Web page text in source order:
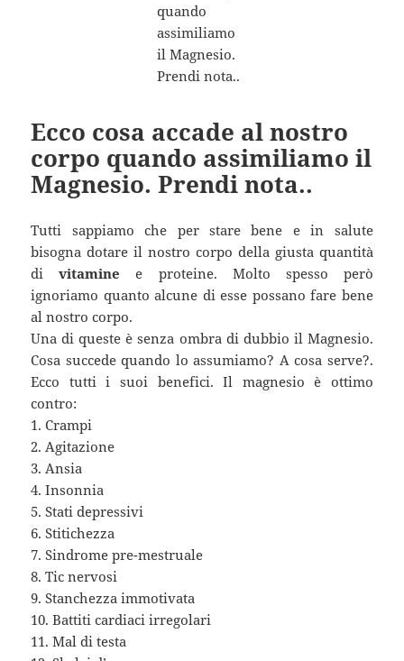
Ecco cosa accade al nostro
corpo quando assimiliamo il
Magnesio. Prendi nota..
Tutti sappiamo che per stare bene e in salute
bisogna dotare il nostro corpo della giusta quantità
divitamine e proteine. Molto spesso però
ignoriamo quanto alcune di esse possano fare bene
al nostro corpo.
Una di queste è senza ombra di dubbio il Magnesio.
Cosa succede quando lo assumiamo? A cosa serve?.
Ecco tutti i suoi benefici. Il magnesio è ottimo
contro:
1. Crampi
2. Agitazione
3. Ansia
4. Insonnia
5. Stati depressivi
6. Stitichezza
7. Sindrome pre-mestruale
8. Tic nervosi
9. Stanchezza immotivata
10. Battiti cardiaci irregolari
11. Mal di testa